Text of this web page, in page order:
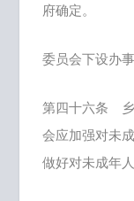
府确定。
委员会下设办事
第四十六条 乡
会应加强对未
做好对未成年